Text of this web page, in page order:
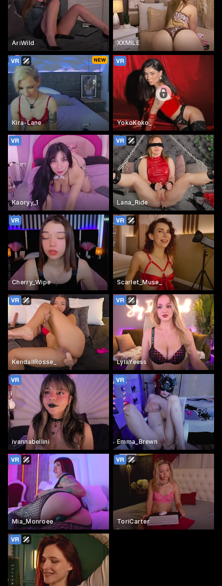
AriWild XXMILE
Kira-Lane YokoKoko_
Kaoryy_1 Lana_Ride
Cherry_Wipe Scarlet_Muse_
KendallRosse_ LylaYeess
ivannabellini Emma_Brewn
Mia_Monroee ToriCarter